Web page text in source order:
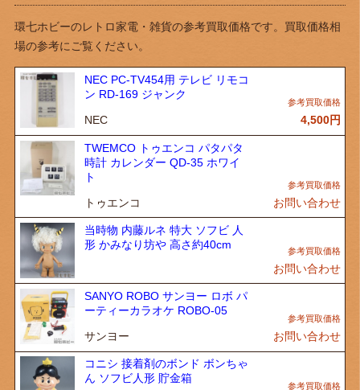
環七ホビーのレトロ家電・雑貨の参考買取価格です。買取価格相
場の参考にご覧ください。
NEC PC-TV454用 テレビ リモコ
ン RD-169 ジャンク
NEC 4,500円
TWEMCO トゥエンコ パタパタ
時計 カレンダー QD-35 ホワイ
ト
トゥエンコ お問い合わせ
当時物 内藤ルネ 特大 ソフビ 人
形 かみなり坊や 高さ約40cm
お問い合わせ
SANYO ROBO サンヨー ロボ パ
ーティーカラオケ ROBO-05
サンヨー お問い合わせ
コニシ 接着剤のボンド ボンちゃ
ん ソフビ人形 貯金箱